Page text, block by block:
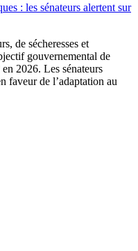
: les sénateurs alertent sur
de sécheresses et
gouvernemental de
2026. Les sénateurs
faveur de l’adaptation au